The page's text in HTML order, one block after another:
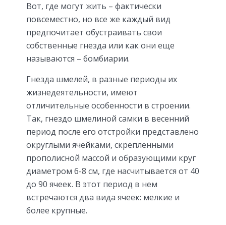
Вот, где могут жить – фактически
повсеместно, но все же каждый вид
предпочитает обустраивать свои
собственные гнезда или как они еще
называются – бомбиарии.
Гнезда шмелей, в разные периоды их
жизнедеятельности, имеют
отличительные особенности в строении.
Так, гнездо шмелиной самки в весенний
период после его отстройки представлено
округлыми ячейками, скрепленными
прополисной массой и образующими круг
диаметром 6-8 см, где насчитывается от 40
до 90 ячеек. В этот период в нем
встречаются два вида ячеек: мелкие и
более крупные.